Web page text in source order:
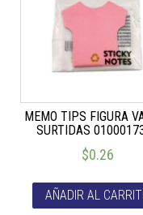
MEMO TIPS FIGURA
SURTIDAS
$0.26
AÑADIR AL